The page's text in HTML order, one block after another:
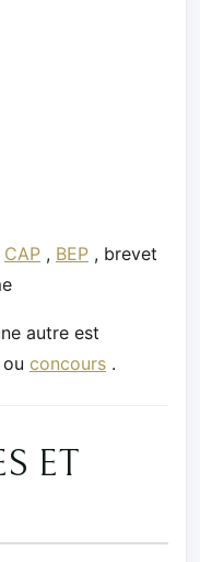
CAP , BEP , brevet
autre est
ou concours .
ET